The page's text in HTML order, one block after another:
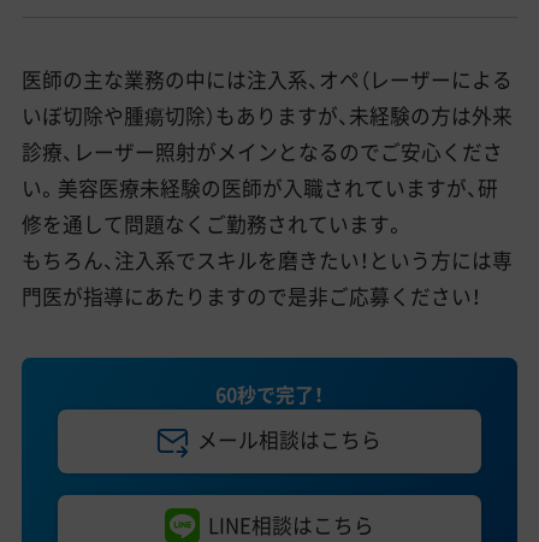
医師の主な業務の中には注入系、オペ（レーザーによる
いぼ切除や腫瘍切除）もありますが、未経験の方は外来
診療、レーザー照射がメインとなるのでご安心くださ
い。美容医療未経験の医師が入職されていますが、研
修を通して問題なくご勤務されています。
もちろん、注入系でスキルを磨きたい！という方には専
門医が指導にあたりますので是非ご応募ください！
60秒で完了！
メール相談はこちら
LINE相談はこちら